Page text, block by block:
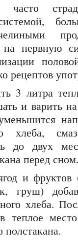
часто
на нервную
рецептов
3 литра
и варить
хлеба,
до двух
перед
и
груш)
хлеба.
теплое